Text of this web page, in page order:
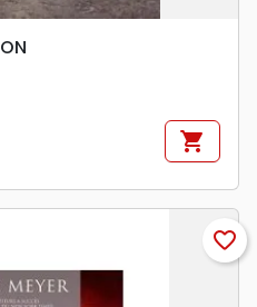
shopping_cart
favorite_border